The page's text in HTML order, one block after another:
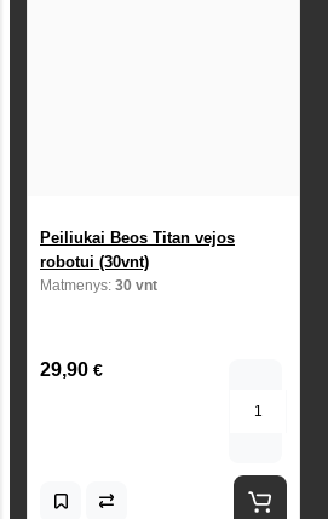
Peiliukai Beos Titan vejos
robotui (30vnt)
Matmenys: 30 vnt
29,90 €